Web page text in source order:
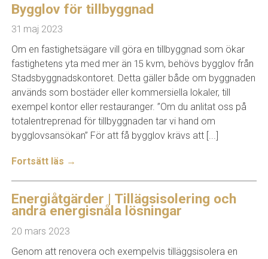
Bygglov för tillbyggnad
31 maj 2023
Om en fastighetsägare vill göra en tillbyggnad som ökar
fastighetens yta med mer än 15 kvm, behövs bygglov från
Stadsbyggnadskontoret. Detta gäller både om byggnaden
används som bostäder eller kommersiella lokaler, till
exempel kontor eller restauranger. ”Om du anlitat oss på
totalentreprenad för tillbyggnaden tar vi hand om
bygglovsansökan” För att få bygglov krävs att [...]
Fortsätt läs →
Energiåtgärder | Tillägsisolering och
andra energisnåla lösningar
20 mars 2023
Genom att renovera och exempelvis tilläggsisolera en